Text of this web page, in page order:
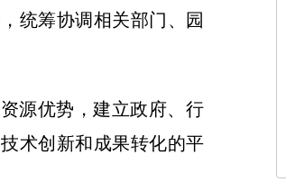
统筹协调相关部门、园
源优势，建立政府、行
术创新和成果转化的平